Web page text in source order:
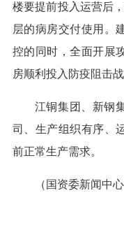
楼要提前投入运营后
层的病房交付使用。
控的同时，全面开展
房顺利投入防疫阻击战
江铜集团、新钢
司、生产组织有序、
前正常生产需求。
（国资委新闻中心